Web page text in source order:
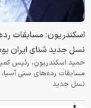
اسکندریون: مسابقات
نسل جدید شنای ایران بود
حمید اسکندریون، رئیس
مسابقات رده‌های سنی آسیا،
نسل جدید